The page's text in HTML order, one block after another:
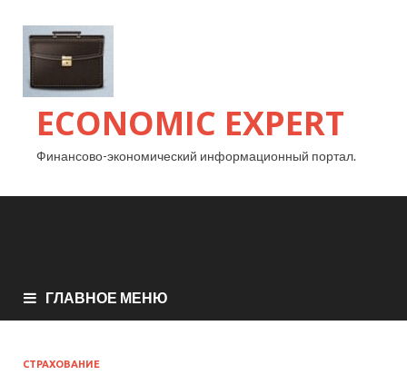
ECONOMIC EXPERT
Финансово-экономический информационный портал.
ГЛАВНОЕ МЕНЮ
СТРАХОВАНИЕ